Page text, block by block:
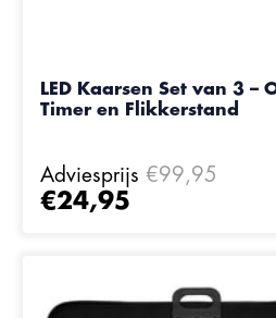
LED Kaarsen Set van 3 –
Timer en Flikkerstand
Adviesprijs €99,95
€24,95